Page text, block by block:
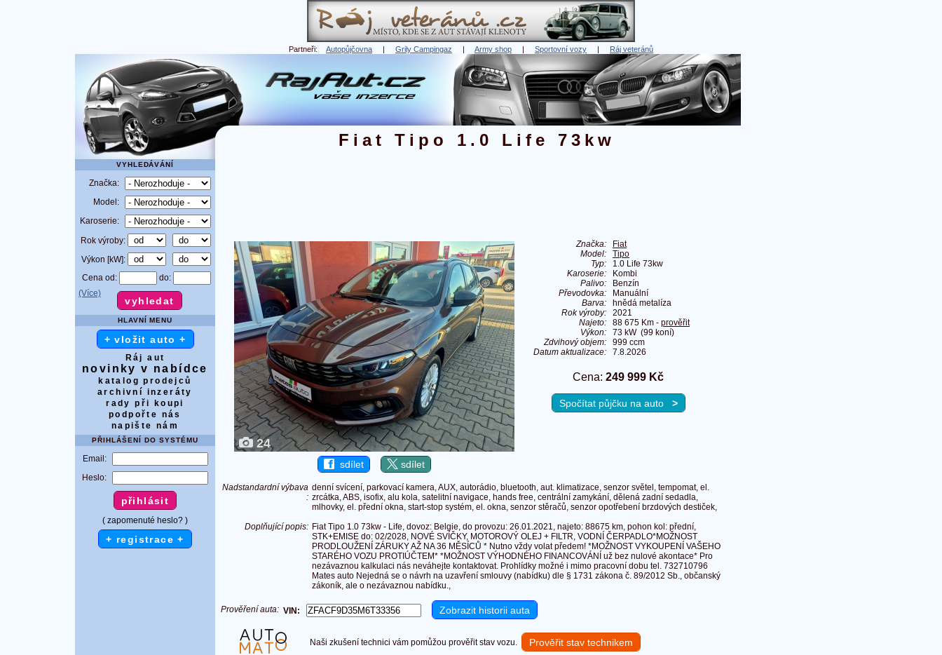
Partneři: Autopůjčovna | Grily Campingaz | Army shop | Sportovní vozy | Ráj veteránů
Fiat Tipo 1.0 Life 73kw
VYHLEDÁVÁNÍ
Značka:
Model:
Karoserie:
Rok výroby:
Výkon [kW]:
Cena od:
do:
(Více)
HLAVNÍ MENU
+ vložit auto +
Ráj aut
novinky v nabídce
katalog prodejců
archivní inzeráty
rady při koupi
podpořte nás
napište nám
PŘIHLÁŠENÍ DO SYSTÉMU
Email:
Heslo:
( zapomenuté heslo? )
+ registrace +
24
sdílet sdílet
Značka:
Fiat
Model:
Tipo
Typ:
1.0 Life 73kw
Karoserie:
Kombi
Palivo:
Benzín
Převodovka:
Manuální
Barva:
hnědá metalíza
Rok výroby:
2021
Najeto:
88 675 Km - prověřit
Výkon:
73 kW (99 koní)
Zdvihový objem:
999 ccm
Datum aktualizace:
7.8.2026
Cena: 249 999 Kč
Spočítat půjčku na auto >
Nadstandardní výbava
:
denní svícení, parkovací kamera, AUX, autorádio, bluetooth, aut. klimatizace, senzor světel, tempomat, el.
zrcátka, ABS, isofix, alu kola, satelitní navigace, hands free, centrální zamykání, dělená zadní sedadla,
mlhovky, el. přední okna, start-stop systém, el. okna, senzor stěračů, senzor opotřebení brzdových destiček,
Doplňující popis: Fiat Tipo 1.0 73kw - Life, dovoz: Belgie, do provozu: 26.01.2021, najeto: 88675 km, pohon kol: přední,
STK+EMISE do: 02/2028, NOVÉ SVÍČKY, MOTOROVÝ OLEJ + FILTR, VODNÍ ČERPADLO*MOŽNOST
PRODLOUŽENÍ ZÁRUKY AŽ NA 36 MĚSÍCŮ * Nutno vždy volat předem! *MOŽNOST VYKOUPENÍ VAŠEHO
STARÉHO VOZU PROTIÚČTEM* *MOŽNOST VÝHODNÉHO FINANCOVÁNÍ už bez nulové akontace* Pro
nezávaznou kalkulaci nás neváhejte kontaktovat. Prohlídky možné i mimo pracovní dobu tel. 732710796
Mates auto Nejedná se o návrh na uzavření smlouvy (nabídku) dle § 1731 zákona č. 89/2012 Sb., občanský
zákoník, ale o nezávaznou nabídku.,
Prověření auta: VIN:
Naši zkušení technici vám pomůžou prověřit stav vozu. Prověřit stav technikem